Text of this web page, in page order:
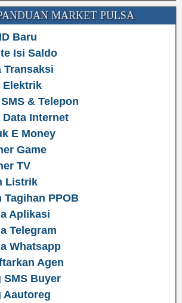
MARKET PULSA
Baru
Isi Saldo
Transaksi
Elektrik
& Telepon
Data Internet
E Money
Game
TV
Listrik
Tagihan PPOB
Aplikasi
Telegram
Whatsapp
Agen
SMS Buyer
Aautoreg